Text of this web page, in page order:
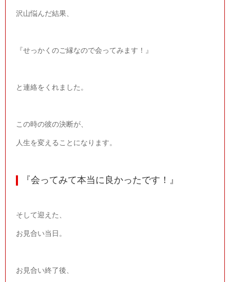
沢山悩んだ結果、
『せっかくのご縁なので会ってみます！』
と連絡をくれました。
この時の彼の決断が、
人生を変えることになります。
『会ってみて本当に良かったです！』
そして迎えた、
お見合い当日。
お見合い終了後、